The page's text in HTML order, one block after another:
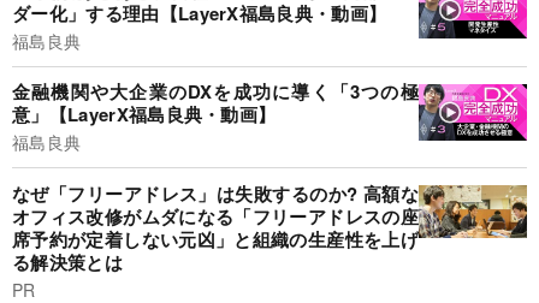
ダー化」する理由【LayerX福島良典・動画】
福島良典
金融機関や大企業のDXを成功に導く「3つの極
意」【LayerX福島良典・動画】
福島良典
なぜ「フリーアドレス」は失敗するのか? 高額な
オフィス改修がムダになる「フリーアドレスの座
席予約が定着しない元凶」と組織の生産性を上げ
る解決策とは
PR